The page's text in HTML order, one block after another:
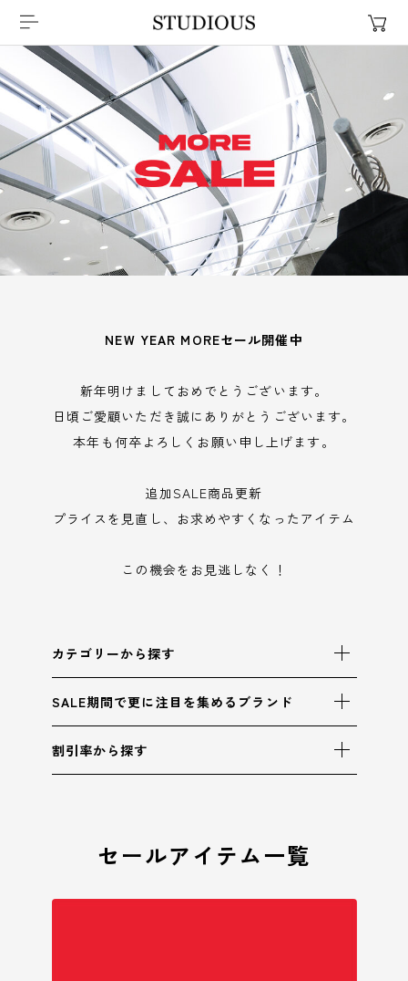
NEW YEAR MOREセール開催中
新年明けましておめでとうございます。
日頃ご愛顧いただき誠にありがとうございます。
本年も何卒よろしくお願い申し上げます。
追加SALE商品更新
プライスを見直し、お求めやすくなったアイテム
この機会をお見逃しなく！
カテゴリーから探す
SALE期間で更に注目を集めるブランド
割引率から探す
セールアイテム一覧